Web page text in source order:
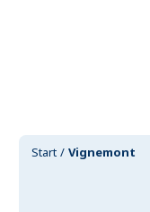
Start Vignemont